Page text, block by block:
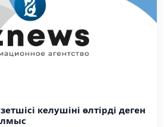
келушіні өлтірді деген